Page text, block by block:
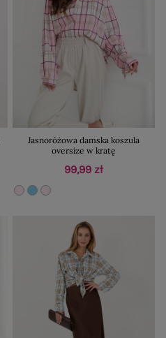
Jasnoróżowa damska koszula
oversize w kratę
99,99 zł